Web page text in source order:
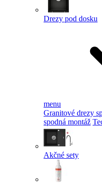
Drezy pod dosku
menu
Granitové drezy
spodná montáž
Akčné sety